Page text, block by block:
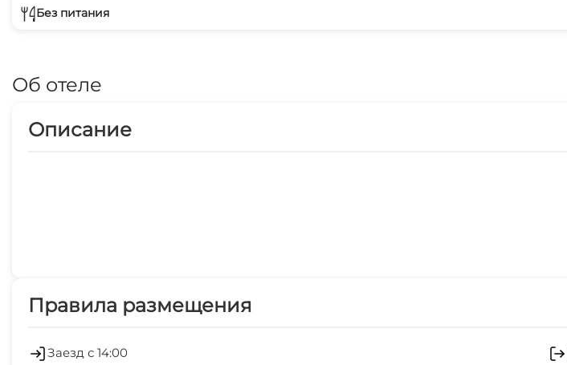
Без питания
Об отеле
Описание
Правила размещения
Заезд с 14:00